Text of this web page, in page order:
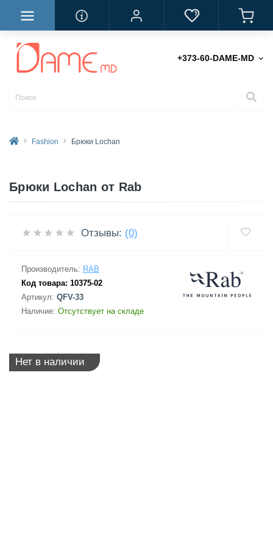
+373-60-DAME-MD
Fashion Брюки Lochan
Брюки Lochan от Rab
Отзывы: (0)
Производитель: RAB
Код товара: 10375-02
Артикул: QFV-33
Наличие: Отсутствует на складе
Нет в наличии